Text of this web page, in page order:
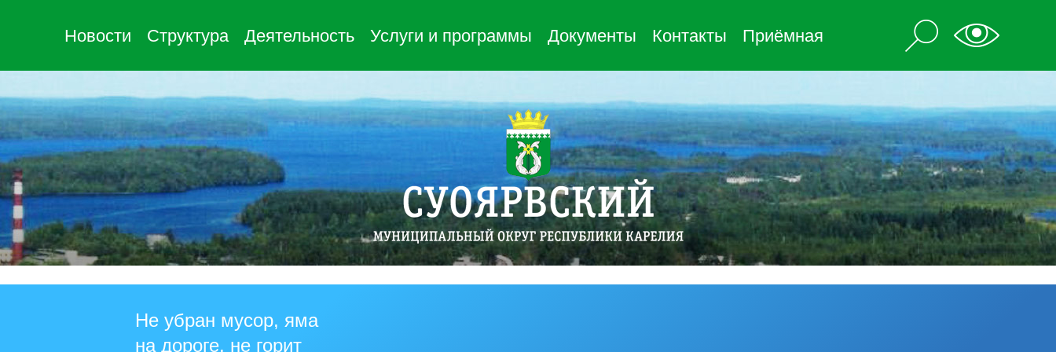
Новости Структура Деятельность Услуги и программы Документы Контакты Приёмная
Не убран мусор, яма
на дороге, не горит